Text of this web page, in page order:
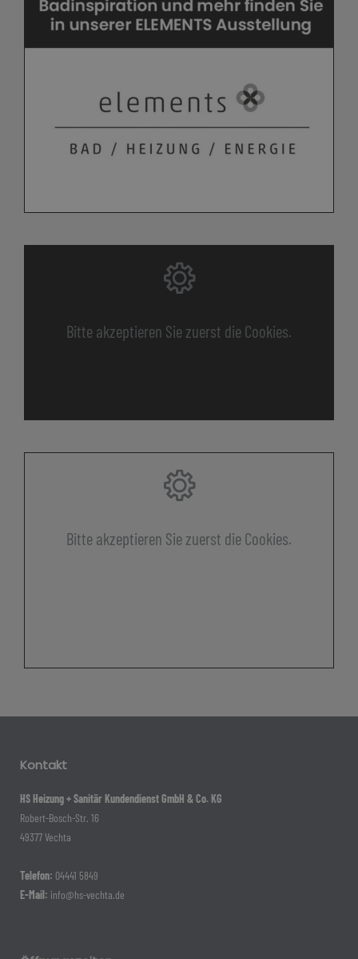
Bitte akzeptieren Sie zuerst die Cookies.
Bitte akzeptieren Sie zuerst die Cookies.
Kontakt
HS Heizung + Sanitär Kundendienst GmbH & Co. KG
Robert-Bosch-Str. 16
49377 Vechta
Telefon: 04441 5849
E-Mail: info@hs-vechta.de